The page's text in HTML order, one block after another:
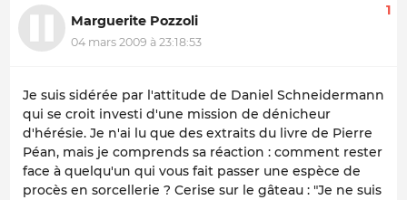
Marguerite Pozzoli
04 mars 2009 à 23:18:53
1
Je suis sidérée par l'attitude de Daniel Schneidermann
qui se croit investi d'une mission de dénicheur
d'hérésie. Je n'ai lu que des extraits du livre de Pierre
Péan, mais je comprends sa réaction : comment rester
face à quelqu'un qui vous fait passer une espèce de
procès en sorcellerie ? Cerise sur le gâteau : "Je ne suis